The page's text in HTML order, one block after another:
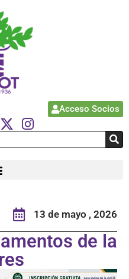
Acceso Socios
13 de mayo , 2026
de la